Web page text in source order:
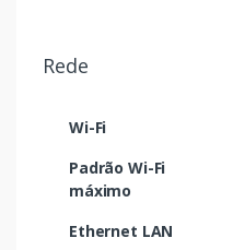
Rede
Wi-Fi
Padrão Wi-Fi
máximo
Ethernet LAN